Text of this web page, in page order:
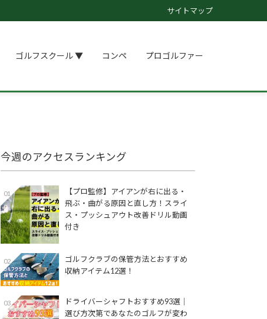
サイトマップ
ゴルフスクール ▼ コンペ プロゴルファー
今週のアクセスランキング
01
【プロ監修】アイアンが右に出る・
飛ぶ・曲がる原因と直し方！スライ
ス・プッシュアウト改善ドリル動画
付き
02
ゴルフクラブの保管方法とおすすめ
収納アイテム12選！
03
ドライバーシャフトおすすめ93選│
選び方次第であなたのゴルフが変わ